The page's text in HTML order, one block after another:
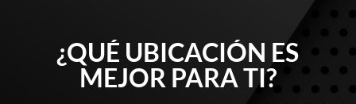
¿QUÉ UBICACIÓN ES
MEJOR PARA TI?